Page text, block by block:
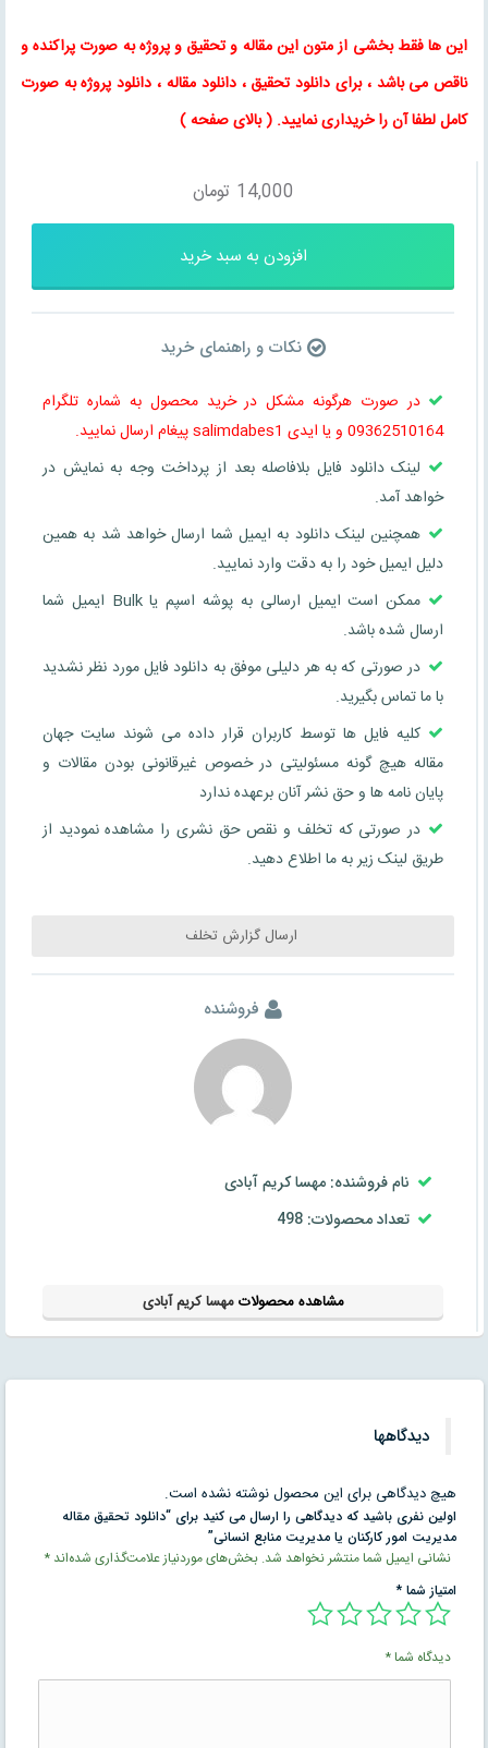
این ها فقط بخشی از متون اینمقاله وتحقیق و پروژه به صورت پراکنده و
ناقص می باشد ، برای دانلود تحقیق ،دانلود مقاله ، دانلود پروژه به صورت
کامل لطفا آن را خریداری نمایید. (بالای صفحه)
14,000 تومان
افزودن به سبد خرید
نکات و راهنمای خرید
در صورت هرگونه مشکل در خرید محصول به شماره تلگرام
09362510164 و یا ایدی salimdabes1 پیغام ارسال نمایید.
لینک دانلود فایل بلافاصله بعد از پرداخت وجه به نمایش در
خواهد آمد.
همچنین لینک دانلود به ایمیل شما ارسال خواهد شد به همین
دلیل ایمیل خود را به دقت وارد نمایید.
ممکن است ایمیل ارسالی به پوشه اسپم یا Bulk ایمیل شما
ارسال شده باشد.
در صورتی که به هر دلیلی موفق به دانلود فایل مورد نظر نشدید
با ما تماس بگیرید.
کلیه فایل ها توسط کاربران قرار داده می شوند سایت جهان
مقاله هیچ گونه مسئولیتی در خصوص غیرقانونی بودن مقالات و
پایان نامه ها و حق نشر آنان برعهده ندارد
در صورتی که تخلف و نقص حق نشری را مشاهده نمودید از
طریق لینک زیر به ما اطلاع دهید.
ارسال گزارش تخلف
فروشنده
نام فروشنده: مهسا کریم آبادی
تعداد محصولات: 498
مشاهده محصولاتمهسا کریم آبادی
دیدگاهها
هیچ دیدگاهی برای این محصول نوشته نشده است.
اولین نفری باشید که دیدگاهی را ارسال می کنید برای “دانلود تحقیق مقاله
مدیریت امور کارکنان یا مدیریت منابع انسانی”
نشانی ایمیل شما منتشر نخواهد شد. بخش‌های موردنیاز علامت‌گذاری شده‌اند*
امتیاز شما*
دیدگاه شما*